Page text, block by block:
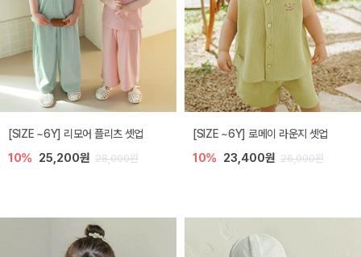
[SIZE ~6Y] 리모어 플리츠 셋업
10% 25,200원 28,000원
[SIZE ~6Y] 로메이 라운지 셋업
10% 23,400원 26,000원